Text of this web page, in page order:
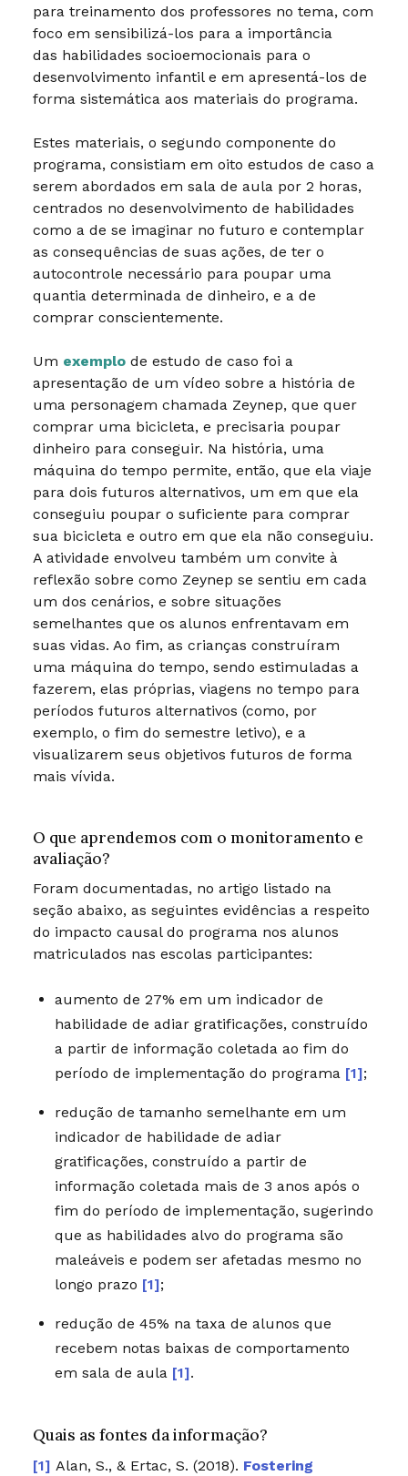
para treinamento dos professores no tema, com
foco em sensibilizá-los para a importância
das habilidades socioemocionais para o
desenvolvimento infantil e em apresentá-los de
forma sistemática aos materiais do programa.
Estes materiais, o segundo componente do
programa, consistiam em oito estudos de caso a
serem abordados em sala de aula por 2 horas,
centrados no desenvolvimento de habilidades
como a de se imaginar no futuro e contemplar
as consequências de suas ações, de ter o
autocontrole necessário para poupar uma
quantia determinada de dinheiro, e a de
comprar conscientemente.
Um exemplode estudo de caso foi a
apresentação de um vídeo sobre a história de
uma personagem chamada Zeynep, que quer
comprar uma bicicleta, e precisaria poupar
dinheiro para conseguir. Na história, uma
máquina do tempo permite, então, que ela viaje
para dois futuros alternativos, um em que ela
conseguiu poupar o suficiente para comprar
sua bicicleta e outro em que ela não conseguiu.
A atividade envolveu também um convite à
reflexão sobre como Zeynep se sentiu em cada
um dos cenários, e sobre situações
semelhantes que os alunos enfrentavam em
suas vidas. Ao fim, as crianças construíram
uma máquina do tempo, sendo estimuladas a
fazerem, elas próprias, viagens no tempo para
períodos futuros alternativos (como, por
exemplo, o fim do semestre letivo), e a
visualizarem seus objetivos futuros de forma
mais vívida.
O que aprendemos com o monitoramento e
avaliação?
Foram documentadas, no artigo listado na
seção abaixo, as seguintes evidências a respeito
do impacto causal do programa nos alunos
matriculados nas escolas participantes:
aumento de 27% em um indicador de
habilidade de adiar gratificações, construído
a partir de informação coletada ao fim do
período de implementação do programa [1];
redução de tamanho semelhante em um
indicador de habilidade de adiar
gratificações, construído a partir de
informação coletada mais de 3 anos após o
fim do período de implementação, sugerindo
que as habilidades alvo do programa são
maleáveis e podem ser afetadas mesmo no
longo prazo [1];
redução de 45% na taxa de alunos que
recebem notas baixas de comportamento
em sala de aula [1].
Quais as fontes da informação?
Alan, S., & Ertac, S. (2018). Fostering